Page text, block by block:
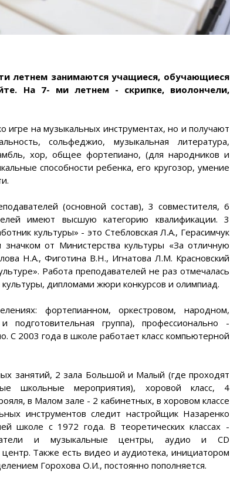
летнем занимаются учащиеся, обучающиеся
На 7- ми летнем - скрипке, виолончели,
игре на музыкальных инструментах, но и получают
сольфеджио, музыкальная литература,
хор, общее фортепиано, (для народников и
способности ребенка, его кругозор, умение
(основной состав), 3 совместителя, 6
имеют высшую категорию квалификации. 3
культуры» - это Стебловская Л.А., Герасимчук
от Министерства культуры «За отличную
Н.А., Фиготина В.Н., Игнатова Л.М. Красновский
Работа преподавателей не раз отмечалась
дипломами жюри конкурсов и олимпиад.
фортепианном, оркестровом, народном,
группа), профессионально -
С 2003 года в школе работает класс компьютерной
занятий, 2 зала Большой и Малый (где проходят
школьные мероприятия), хоровой класс, 4
в Малом зале - 2 кабинетных, в хоровом классе
инструментов следит настройщик Назаренко
школе с 1972 года. В теоретических классах -
и музыкальные центры, аудио и CD
Также есть видео и аудиотека, инициатором
Горохова О.И., постоянно пополняется.